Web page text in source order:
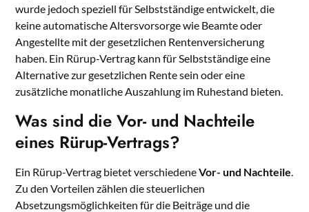
wurde jedoch speziell für Selbstständige entwickelt, die
keine automatische Altersvorsorge wie Beamte oder
Angestellte mit der gesetzlichen Rentenversicherung
haben. Ein Rürup-Vertrag kann für Selbstständige eine
Alternative zur gesetzlichen Rente sein oder eine
zusätzliche monatliche Auszahlung im Ruhestand bieten.
Was sind die Vor- und Nachteile
eines Rürup-Vertrags?
Ein Rürup-Vertrag bietet verschiedeneVor- und Nachteile.
Zu den Vorteilen zählen die steuerlichen
Absetzungsmöglichkeiten für die Beiträge und die